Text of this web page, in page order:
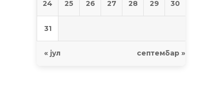
24 25 26 27 28 29 30
31
« јул септембар »